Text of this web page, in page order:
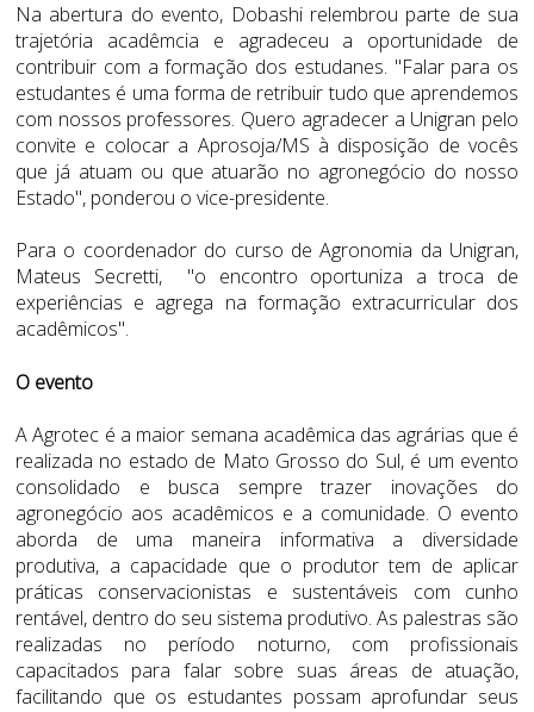
Na abertura do evento, Dobashi relembrou parte de sua
trajetória acadêmcia e agradeceu a oportunidade de
contribuir com a formação dos estudanes. "Falar para os
estudantes é uma forma de retribuir tudo que aprendemos
com nossos professores. Quero agradecer a Unigran pelo
convite e colocar a Aprosoja/MS à disposição de vocês
que já atuam ou que atuarão no agronegócio do nosso
Estado", ponderou o vice-presidente.
Para o coordenador do curso de Agronomia da Unigran,
Mateus Secretti, "o encontro oportuniza a troca de
experiências e agrega na formação extracurricular dos
acadêmicos".
O evento
A Agrotec é a maior semana acadêmica das agrárias que é
realizada no estado de Mato Grosso do Sul, é um evento
consolidado e busca sempre trazer inovações do
agronegócio aos acadêmicos e a comunidade. O evento
aborda de uma maneira informativa a diversidade
produtiva, a capacidade que o produtor tem de aplicar
práticas conservacionistas e sustentáveis com cunho
rentável, dentro do seu sistema produtivo. As palestras são
realizadas no período noturno, com profissionais
capacitados para falar sobre suas áreas de atuação,
facilitando que os estudantes possam aprofundar seus